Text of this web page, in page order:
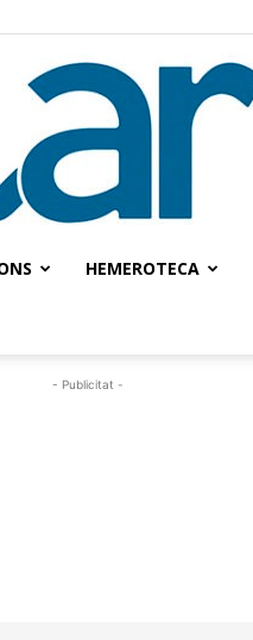
HEMEROTECA
- Publicitat -